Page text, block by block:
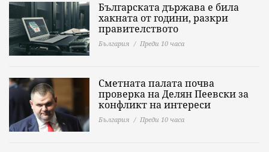
Българската държава е била
хакната от години, разкри
правителството
България Преди 10 часа
Сметната палата почва
проверка на Делян Пеевски за
конфликт на интереси
България Преди 10 часа